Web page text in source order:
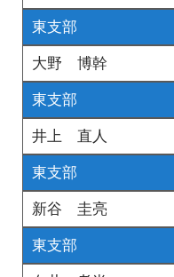
東支部
大野 博幹
東支部
井上 直人
東支部
新谷 圭亮
東支部